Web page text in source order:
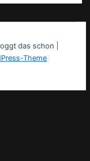
das schon |
Theme